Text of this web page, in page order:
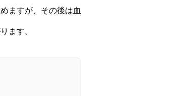
ますが、その後は血
ます。